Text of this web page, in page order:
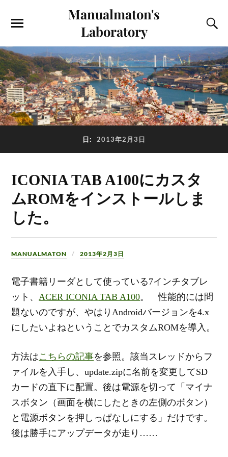
Manualmaton's
Laboratory
日: 2013年2月3日
ICONIA TAB A100にカスタ
ムROMをインストールしま
した。
MANUALMATON 2013年2月3日
電子書籍リーダとして使っている7インチタブレ
ット、ACER ICONIA TAB A100。 性能的には問
題ないのですが、やはりAndroidバージョンを4.x
にしたいよねということでカスタムROMを導入。
方法はこちらの記事を参照。該当スレッドからフ
ァイルを入手し、update.zipに名前を変更してSD
カードの直下に配置。後は電源を切って「マイナ
スボタン（画面を横にしたときの左側のボタン）
と電源ボタンを押しっぱなしにする」だけです。
後は勝手にアップデータが走り……